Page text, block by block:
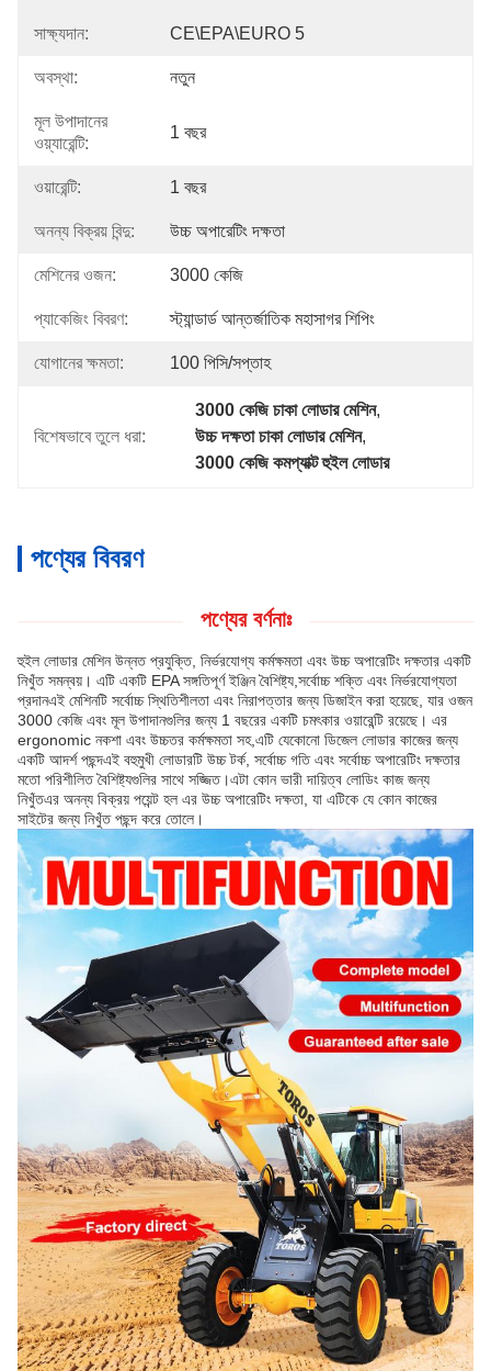
সাক্ষ্যদান: CE\EPA\EURO 5
অবস্থা: নতুন
মূল উপাদানের
ওয়্যারেন্টি:
1 বছর
ওয়ারেন্টি: 1 বছর
অনন্য বিক্রয় বিন্দু: উচ্চ অপারেটিং দক্ষতা
মেশিনের ওজন: 3000 কেজি
প্যাকেজিং বিবরণ: স্ট্যান্ডার্ড আন্তর্জাতিক মহাসাগর শিপিং
যোগানের ক্ষমতা: 100 পিসি/সপ্তাহ
বিশেষভাবে তুলে ধরা:
3000 কেজি চাকা লোডার মেশিন,
উচ্চ দক্ষতা চাকা লোডার মেশিন,
3000 কেজি কমপ্যাক্ট হুইল লোডার
পণ্যের বিবরণ
পণ্যের বর্ণনাঃ
হুইল লোডার মেশিন উন্নত প্রযুক্তি, নির্ভরযোগ্য কর্মক্ষমতা এবং উচ্চ অপারেটিং দক্ষতার একটি
নিখুঁত সমন্বয়। এটি একটি EPA সঙ্গতিপূর্ণ ইঞ্জিন বৈশিষ্ট্য,সর্বোচ্চ শক্তি এবং নির্ভরযোগ্যতা
প্রদানএই মেশিনটি সর্বোচ্চ স্থিতিশীলতা এবং নিরাপত্তার জন্য ডিজাইন করা হয়েছে, যার ওজন
3000 কেজি এবং মূল উপাদানগুলির জন্য 1 বছরের একটি চমৎকার ওয়ারেন্টি রয়েছে। এর
ergonomic নকশা এবং উচ্চতর কর্মক্ষমতা সহ,এটি যেকোনো ডিজেল লোডার কাজের জন্য
একটি আদর্শ পছন্দএই বহুমুখী লোডারটি উচ্চ টর্ক, সর্বোচ্চ গতি এবং সর্বোচ্চ অপারেটিং দক্ষতার
মতো পরিশীলিত বৈশিষ্ট্যগুলির সাথে সজ্জিত।এটা কোন ভারী দায়িত্ব লোডিং কাজ জন্য
নিখুঁতএর অনন্য বিক্রয় পয়েন্ট হল এর উচ্চ অপারেটিং দক্ষতা, যা এটিকে যে কোন কাজের
সাইটের জন্য নিখুঁত পছন্দ করে তোলে।